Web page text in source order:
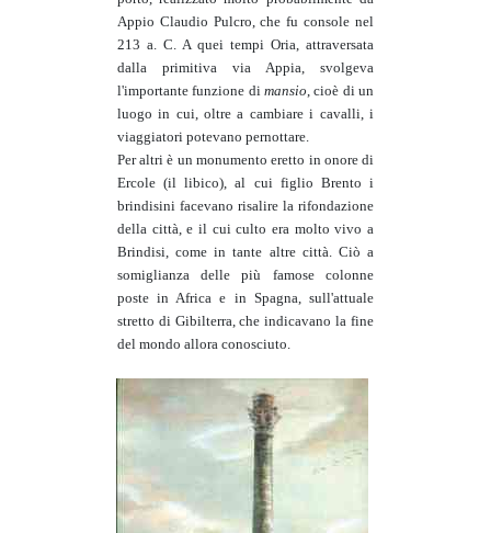
Appio Claudio Pulcro, che fu console nel
213 a. C. A quei tempi Oria, attraversata
dalla primitiva via Appia, svolgeva
l'importante funzione di mansio , cioè di un
luogo in cui, oltre a cambiare i cavalli, i
viaggiatori potevano pernottare.
Per altri è un monumento eretto in onore di
Ercole (il libico), al cui figlio Brento i
brindisini facevano risalire la rifondazione
della città, e il cui culto era molto vivo a
Brindisi, come in tante altre città. Ciò a
somiglianza delle più famose colonne
poste in Africa e in Spagna, sull'attuale
stretto di Gibilterra, che indicavano la fine
del mondo allora conosciuto.